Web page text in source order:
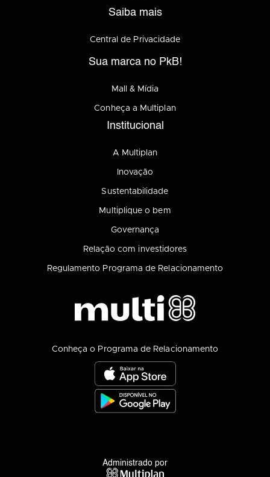
Saiba mais
Central de Privacidade
Sua marca no PkB!
Mall & Mídia
Conheça a Multiplan
Institucional
A Multiplan
Inovação
Sustentabilidade
Multiplique o bem
Governança
Relação com investidores
Regulamento Programa de Relacionamento
Conheça o Programa de Relacionamento
Administrado por